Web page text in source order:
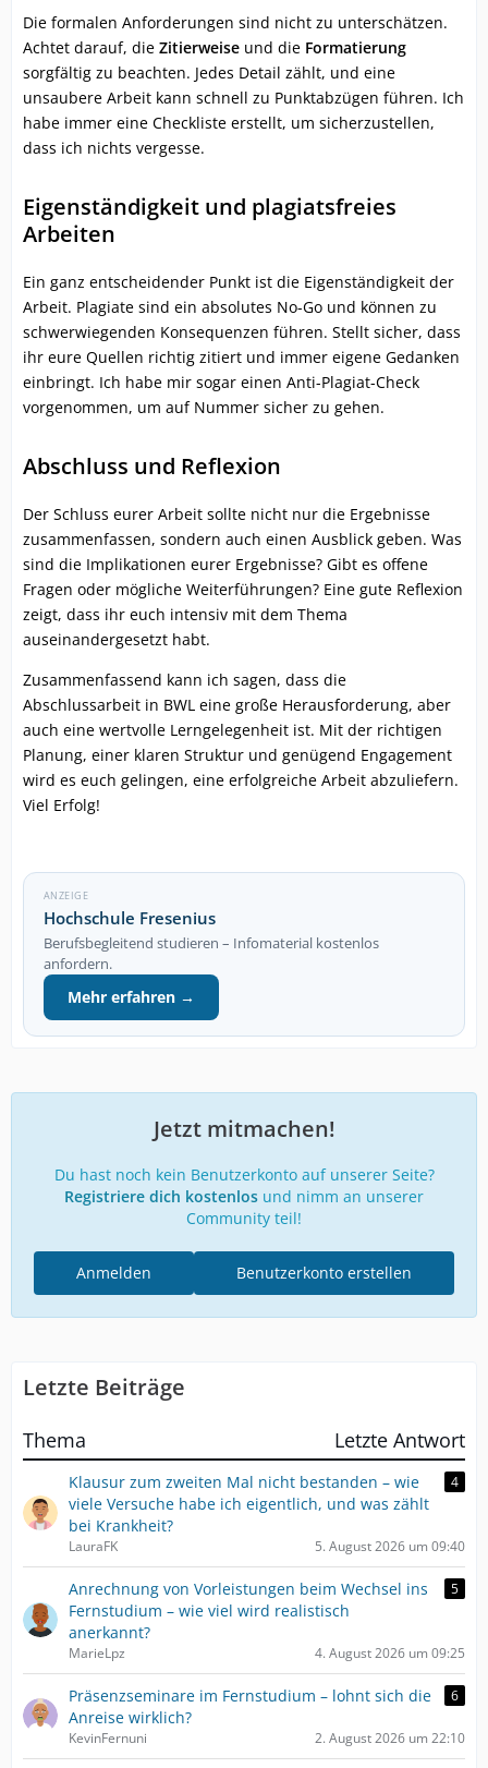
Die formalen Anforderungen sind nicht zu unterschätzen.
Achtet darauf, die Zitierweise und die Formatierung
sorgfältig zu beachten. Jedes Detail zählt, und eine
unsaubere Arbeit kann schnell zu Punktabzügen führen. Ich
habe immer eine Checkliste erstellt, um sicherzustellen,
dass ich nichts vergesse.
Eigenständigkeit und plagiatsfreies
Arbeiten
Ein ganz entscheidender Punkt ist die Eigenständigkeit der
Arbeit. Plagiate sind ein absolutes No-Go und können zu
schwerwiegenden Konsequenzen führen. Stellt sicher, dass
ihr eure Quellen richtig zitiert und immer eigene Gedanken
einbringt. Ich habe mir sogar einen Anti-Plagiat-Check
vorgenommen, um auf Nummer sicher zu gehen.
Abschluss und Reflexion
Der Schluss eurer Arbeit sollte nicht nur die Ergebnisse
zusammenfassen, sondern auch einen Ausblick geben. Was
sind die Implikationen eurer Ergebnisse? Gibt es offene
Fragen oder mögliche Weiterführungen? Eine gute Reflexion
zeigt, dass ihr euch intensiv mit dem Thema
auseinandergesetzt habt.
Zusammenfassend kann ich sagen, dass die
Abschlussarbeit in BWL eine große Herausforderung, aber
auch eine wertvolle Lerngelegenheit ist. Mit der richtigen
Planung, einer klaren Struktur und genügend Engagement
wird es euch gelingen, eine erfolgreiche Arbeit abzuliefern.
Viel Erfolg!
ANZEIGE
Hochschule Fresenius
Berufsbegleitend studieren – Infomaterial kostenlos
anfordern.
Mehr erfahren →
Jetzt mitmachen!
Du hast noch kein Benutzerkonto auf unserer Seite?
Registriere dich kostenlos und nimm an unserer
Community teil!
Benutzerkonto erstellen
Anmelden
Letzte Beiträge
Thema Letzte Antwort
Klausur zum zweiten Mal nicht bestanden – wie
viele Versuche habe ich eigentlich, und was zählt
bei Krankheit?
4
LauraFK 5. August 2026 um 09:40
Anrechnung von Vorleistungen beim Wechsel ins
Fernstudium – wie viel wird realistisch
anerkannt?
5
MarieLpz 4. August 2026 um 09:25
Präsenzseminare im Fernstudium – lohnt sich die
Anreise wirklich?
6
KevinFernuni 2. August 2026 um 22:10